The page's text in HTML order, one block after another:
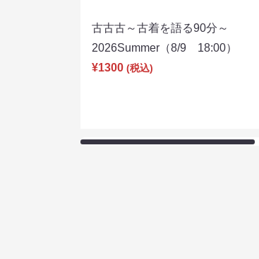
古古古～古着を語る90分～
2026Summer（8/9 18:00）
¥1300 (税込)